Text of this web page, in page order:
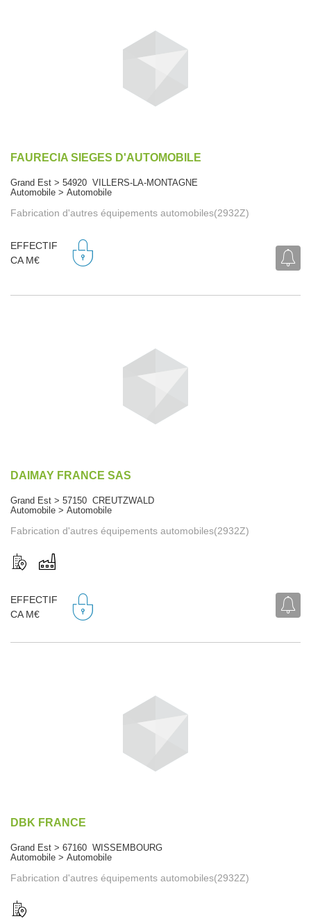
FAURECIA SIEGES D'AUTOMOBILE
Grand Est > 54920 VILLERS-LA-MONTAGNE
Automobile > Automobile
Fabrication d'autres équipements automobiles(2932Z)
EFFECTIF
CA M€
DAIMAY FRANCE SAS
Grand Est > 57150 CREUTZWALD
Automobile > Automobile
Fabrication d'autres équipements automobiles(2932Z)
EFFECTIF
CA M€
DBK FRANCE
Grand Est > 67160 WISSEMBOURG
Automobile > Automobile
Fabrication d'autres équipements automobiles(2932Z)